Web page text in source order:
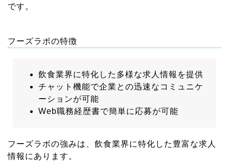
です。
フーズラボの特徴
飲食業界に特化した多様な求人情報を提供
チャット機能で企業との迅速なコミュニケ
ーションが可能
Web職務経歴書で簡単に応募が可能
フーズラボの強みは、飲食業界に特化した豊富な求人
情報にあります。